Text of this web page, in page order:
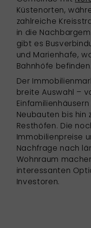
Küstenorten,
zahlreiche
in die
gibt es
und Marienhafe,
Bahnhöfe befinden.
Der
breite Auswahl –
Neubauten bis hin
Resthöfen. Die
Immobilienpreise
Nachfrage nach
Wohnraum
interessanten
Investoren.